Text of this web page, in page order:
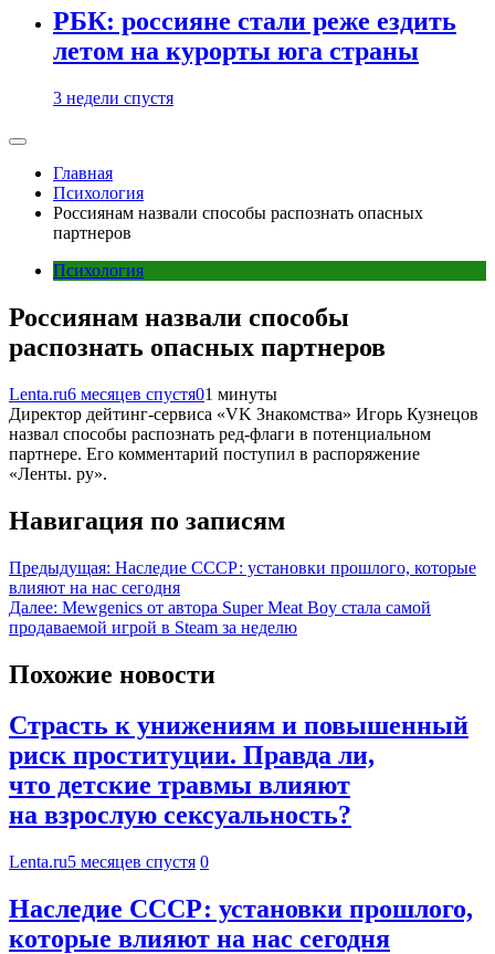
РБК: россияне стали реже ездить
летом на курорты юга страны
3 недели спустя
Главная
Психология
Россиянам назвали способы распознать опасных
партнеров
Психология
Россиянам назвали способы
распознать опасных партнеров
Lenta.ru6 месяцев спустя01 минуты
Директор дейтинг-сервиса «VK Знакомства» Игорь Кузнецов
назвал способы распознать ред-флаги в потенциальном
партнере. Его комментарий поступил в распоряжение
«Ленты. ру».
Навигация по записям
Предыдущая: Наследие СССР: установки прошлого, которые
влияют на нас сегодня
Далее: Mewgenics от автора Super Meat Boy стала самой
продаваемой игрой в Steam за неделю
Похожие новости
Страсть к унижениям и повышенный
риск проституции. Правда ли,
что детские травмы влияют
на взрослую сексуальность?
Lenta.ru5 месяцев спустя 0
Наследие СССР: установки прошлого,
которые влияют на нас сегодня